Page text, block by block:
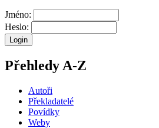
Jméno:
Heslo:
Přehledy A-Z
Autoři
Překladatelé
Povídky
Weby